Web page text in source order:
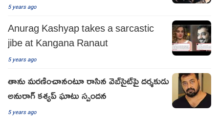
5 years ago
Anurag Kashyap takes a sarcastic
jibe at Kangana Ranaut
5 years ago
తాను మరణించానంటూ రాసిన వెబ్‌సైట్‌పై దర్శకుడు
అనురాగ్ కశ్యప్ ఘాటు స్పందన
5 years ago